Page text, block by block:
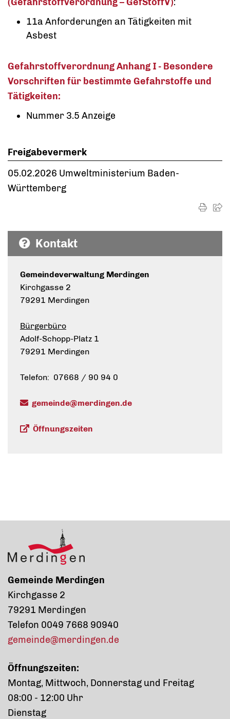
11a Anforderungen an Tätigkeiten mit
Asbest
Gefahrstoffverordnung Anhang I - Besondere
Vorschriften für bestimmte Gefahrstoffe und
Tätigkeiten:
Nummer 3.5 Anzeige
Freigabevermerk
05.02.2026 Umweltministerium Baden-
Württemberg
Kontakt
Gemeindeverwaltung Merdingen
Kirchgasse 2
79291 Merdingen
Bürgerbüro
Adolf-Schopp-Platz 1
79291 Merdingen
Telefon: 07668 / 90 94 0
gemeinde@merdingen.de
Öffnungszeiten
Gemeinde Merdingen
Kirchgasse 2
79291 Merdingen
Telefon 0049 7668 90940
gemeinde@merdingen.de
Öffnungszeiten:
Montag, Mittwoch, Donnerstag und Freitag
08:00 - 12:00 Uhr
Dienstag